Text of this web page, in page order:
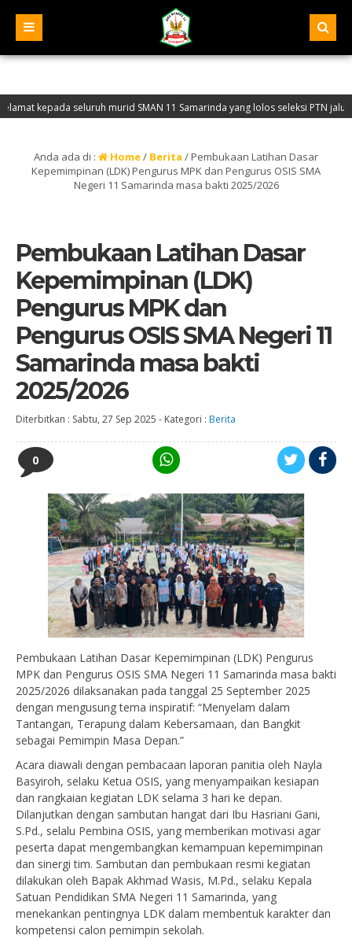
murid SMAN 11 Samarinda yang lolos seleksi PTN jalur SNBP tahun 2026
Website Resmi SMA Negeri 11 Samarinda – NPSN : 30401068 – Akreditasi
Anda ada di : Home/ Berita /Pembukaan Latihan Dasar
Kepemimpinan (LDK) Pengurus MPK dan Pengurus OSIS SMA
Negeri 11 Samarinda masa bakti 2025/2026
Pembukaan Latihan Dasar
Kepemimpinan (LDK)
Pengurus MPK dan
Pengurus OSIS SMA Negeri 11
Samarinda masa bakti
2025/2026
Diterbitkan : Sabtu, 27 Sep 2025 - Kategori : Berita
0
Pembukaan Latihan Dasar Kepemimpinan (LDK) Pengurus
MPK dan Pengurus OSIS SMA Negeri 11 Samarinda masa bakti
2025/2026 dilaksanakan pada tanggal 25 September 2025
dengan mengusung tema inspiratif: “Menyelam dalam
Tantangan, Terapung dalam Kebersamaan, dan Bangkit
sebagai Pemimpin Masa Depan.”
Acara diawali dengan pembacaan laporan panitia oleh Nayla
Basyiroh, selaku Ketua OSIS, yang menyampaikan kesiapan
dan rangkaian kegiatan LDK selama 3 hari ke depan.
Dilanjutkan dengan sambutan hangat dari Ibu Hasriani Gani,
S.Pd., selalu Pembina OSIS, yang memberikan motivasi agar
peserta dapat mengembangkan kemampuan kepemimpinan
dan sinergi tim. Sambutan dan pembukaan resmi kegiatan
dilakukan oleh Bapak Akhmad Wasis, M.Pd., selaku Kepala
Satuan Pendidikan SMA Negeri 11 Samarinda, yang
menekankan pentingnya LDK dalam membentuk karakter dan
kompetensi calon pemimpin sekolah.